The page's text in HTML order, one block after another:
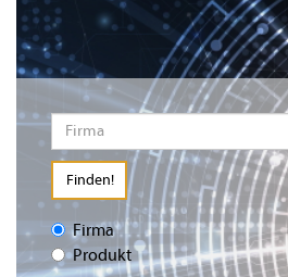
Finden!
Firma
Produkt